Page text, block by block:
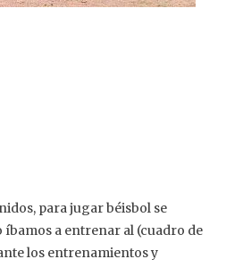
para jugar béisbol se
a entrenar al (cuadro de
los entrenamientos y